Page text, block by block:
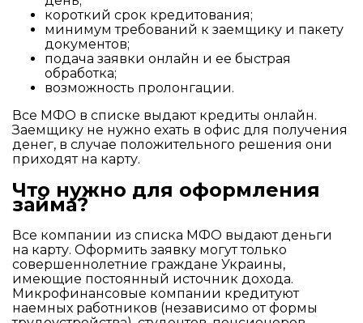
короткий срок кредитования;
минимум требований к заемщику и пакету
документов;
подача заявки онлайн и ее быстрая
обработка;
возможность пролонгации.
Все МФО в списке выдают кредиты онлайн.
Заемщику не нужно ехать в офис для получения
денег, в случае положительного решения они
приходят на карту.
Что нужно для оформления
займа?
Все компании из списка МФО выдают деньги
на карту. Оформить заявку могут только
совершеннолетние граждане Украины,
имеющие постоянный источник дохода.
Микрофинансовые компании кредитуют
наемных работников (независимо от формы